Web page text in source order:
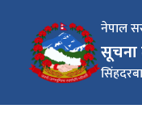
नेपाल
सूचना